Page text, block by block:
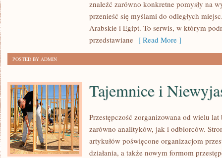
znaleźć zarówno konkretne pomysły na
przenieść się myślami do odległych
Arabskie i Egipt. To serwis, w którym
przedstawiane [ Read More ]
POSTED BY ADMIN
Tajemnice i
Przestępczość zorganizowana od wielu
zarówno analityków, jak i odbiorców.
artykułów poświęcone organizacjom
działania, a także nowym formom